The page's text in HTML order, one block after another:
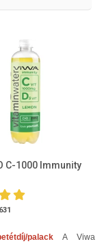
C-1000 Immunity
palack A Viwa